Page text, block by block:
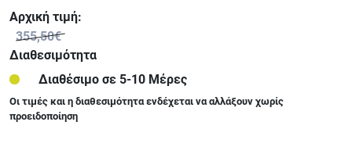
Αρχική τιμή:
355,50€
Διαθεσιμότητα
Διαθέσιμο σε 5-10 Μέρες
Οι τιμές και η διαθεσιμότητα ενδέχεται να αλλάξουν χωρίς
προειδοποίηση